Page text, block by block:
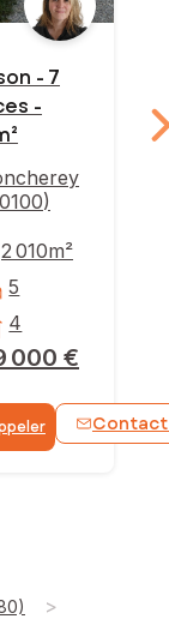
- 7
-
)
000 €
2 010m²
5
4
>